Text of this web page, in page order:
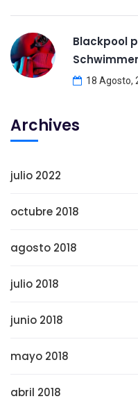
Blackpool
Schwimmer
18 Agosto,
Archives
julio 2022
octubre 2018
agosto 2018
julio 2018
junio 2018
mayo 2018
abril 2018